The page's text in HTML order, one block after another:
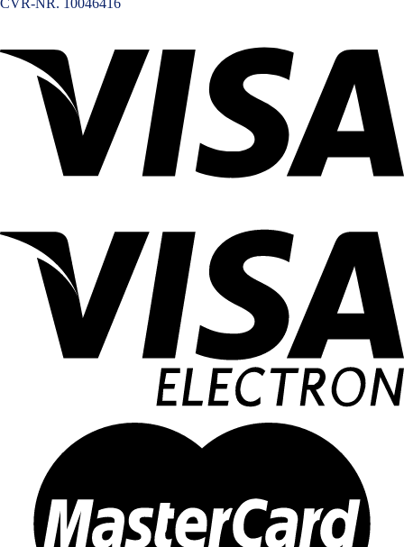
CVR-NR. 10046416